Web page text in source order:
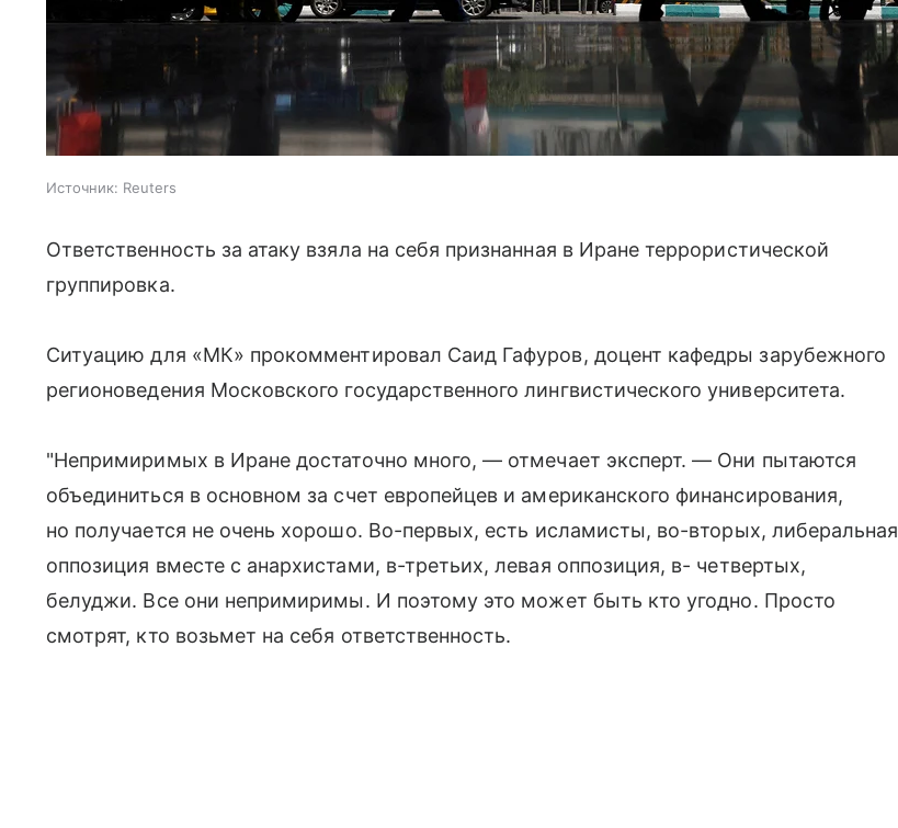
Источник: Reuters
Ответственность за атаку взяла на себя признанная в Иране террористической
группировка.
Ситуацию для «МК» прокомментировал Саид Гафуров, доцент кафедры зарубежного
регионоведения Московского государственного лингвистического университета.
"Непримиримых в Иране достаточно много, — отмечает эксперт. — Они пытаются
объединиться в основном за счет европейцев и американского финансирования,
но получается не очень хорошо. Во-первых, есть исламисты, во-вторых, либеральная
оппозиция вместе с анархистами, в-третьих, левая оппозиция, в- четвертых,
белуджи. Все они непримиримы. И поэтому это может быть кто угодно. Просто
смотрят, кто возьмет на себя ответственность.